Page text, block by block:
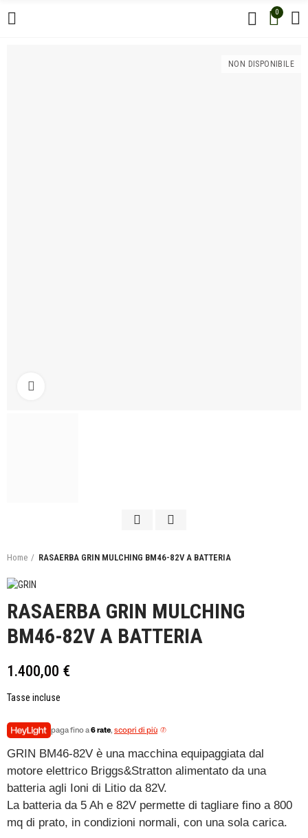
0
NON DISPONIBILE
Home RASAERBA GRIN MULCHING BM46-82V A BATTERIA
RASAERBA GRIN MULCHING
BM46-82V A BATTERIA
1.400,00 €
Tasse incluse
paga fino a6 rate, scopri di più
GRIN BM46-82V è una macchina equipaggiata dal
motore elettrico Briggs&Stratton alimentato da una
batteria agli Ioni di Litio da 82V.
La batteria da 5 Ah e 82V permette di tagliare fino a 800
mq di prato, in condizioni normali, con una sola carica.